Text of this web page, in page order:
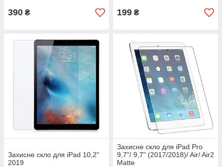
390 ₴ 199 ₴
Захисне скло для iPad 10,2"
2019
Захисне скло для iPad Pro
9,7"/ 9,7" (2017/2018)/ Air/ Air2
Matte